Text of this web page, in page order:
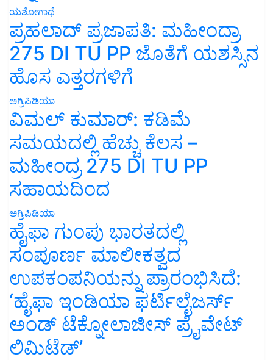
ಯಶೋಗಾಥೆ
ಪ್ರಹಲಾದ್ ಪ್ರಜಾಪತಿ: ಮಹೀಂದ್ರಾ
275 DI TU PP ಜೊತೆಗೆ ಯಶಸ್ಸಿನ
ಹೊಸ ಎತ್ತರಗಳಿಗೆ
ಅಗ್ರಿಪಿಡಿಯಾ
ವಿಮಲ್ ಕುಮಾರ್: ಕಡಿಮೆ
ಸಮಯದಲ್ಲಿ ಹೆಚ್ಚು ಕೆಲಸ –
ಮಹೀಂದ್ರ 275 DI TU PP
ಸಹಾಯದಿಂದ
ಅಗ್ರಿಪಿಡಿಯಾ
ಹೈಫಾ ಗುಂಪು ಭಾರತದಲ್ಲಿ
ಸಂಪೂರ್ಣ ಮಾಲೀಕತ್ವದ
ಉಪಕಂಪನಿಯನ್ನು ಪ್ರಾರಂಭಿಸಿದೆ:
‘ಹೈಫಾ ಇಂಡಿಯಾ ಫರ್ಟಿಲೈಜರ್ಸ್
ಅಂಡ್ ಟೆಕ್ನೋಲಾಜೀಸ್ ಪ್ರೈವೇಟ್
ಲಿಮಿಟೆಡ್’